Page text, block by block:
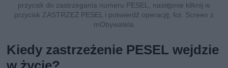
przycisk do zastrzegania numeru PESEL, następnie kliknij w
przycisk ZASTRZEŻ PESEL i potwierdź operację, fot. Screen z
mObywatela
Kiedy zastrzeżenie PESEL wejdzie